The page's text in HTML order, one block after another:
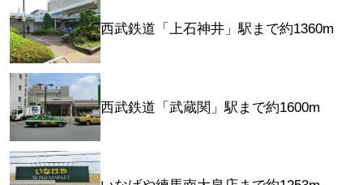
西武鉄道「上石神井」駅まで約1360m
西武鉄道「武蔵関」駅まで約1600m